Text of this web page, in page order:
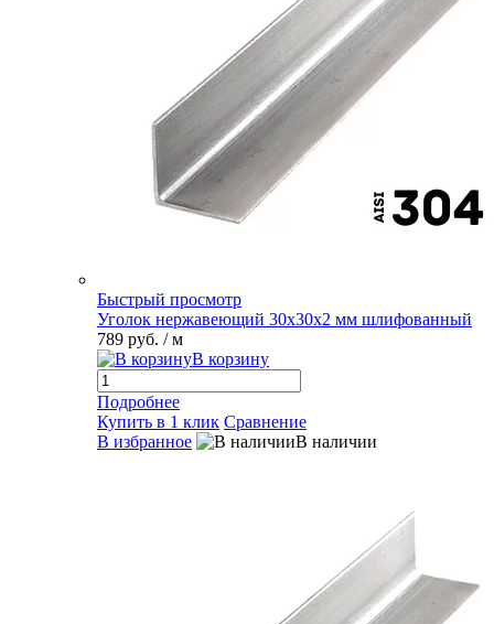
Быстрый просмотр
Уголок нержавеющий 30х30х2 мм шлифованный
789 руб. / м
В корзину
Подробнее
Купить в 1 клик Сравнение
В избранное
В наличии